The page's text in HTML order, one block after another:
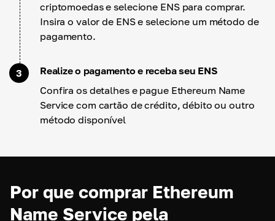
criptomoedas e selecione ENS para comprar.
Insira o valor de ENS e selecione um método de
pagamento.
3
Realize o pagamento e receba seu ENS
Confira os detalhes e pague Ethereum Name
Service com cartão de crédito, débito ou outro
método disponível
Por que comprar Ethereum
Name Service pela